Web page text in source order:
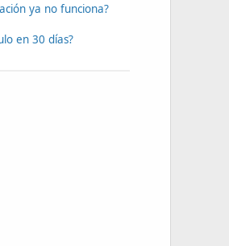
ya no funciona?
en 30 días?